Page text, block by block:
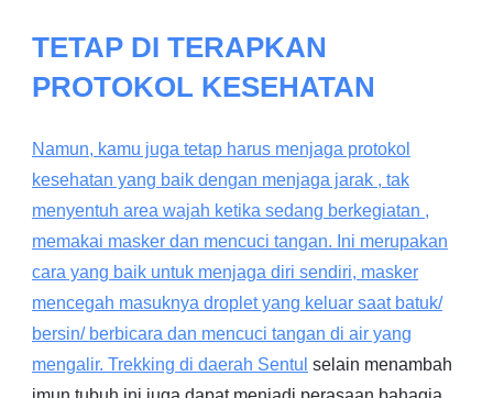
TETAP DI TERAPKAN
PROTOKOL KESEHATAN
Namun, kamu juga tetap harus menjaga protokol
kesehatan yang baik dengan menjaga jarak , tak
menyentuh area wajah ketika sedang berkegiatan ,
memakai masker dan mencuci tangan. Ini merupakan
cara yang baik untuk menjaga diri sendiri, masker
mencegah masuknya droplet yang keluar saat batuk/
bersin/ berbicara dan mencuci tangan di air yang
mengalir. Trekking di daerah Sentul selain menambah